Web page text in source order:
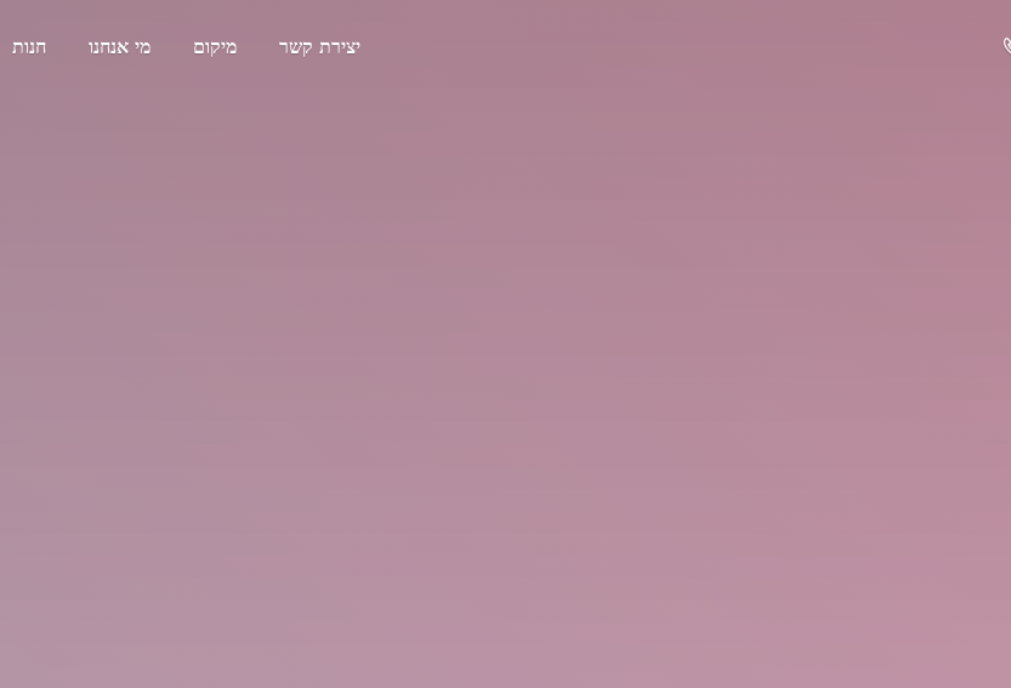
חנות מי אנחנו מיקום יצירת קשר